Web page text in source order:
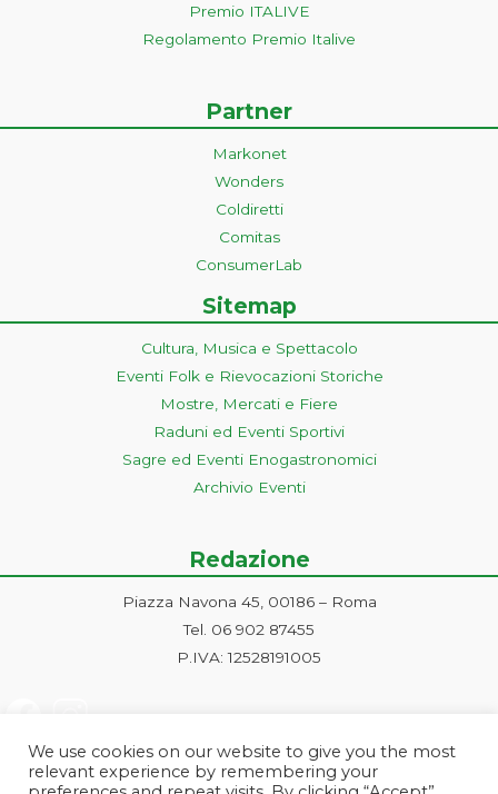
Premio ITALIVE
Regolamento Premio Italive
Partner
Markonet
Wonders
Coldiretti
Comitas
ConsumerLab
Sitemap
Cultura, Musica e Spettacolo
Eventi Folk e Rievocazioni Storiche
Mostre, Mercati e Fiere
Raduni ed Eventi Sportivi
Sagre ed Eventi Enogastronomici
Archivio Eventi
Redazione
Piazza Navona 45, 00186 – Roma
Tel. 06 902 87455
P.IVA: 12528191005
We use cookies on our website to give you the most
relevant experience by remembering your